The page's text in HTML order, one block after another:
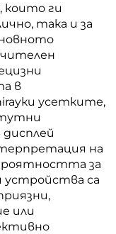
които ги
така и за
в
усетките,
на
за
устройства са
или